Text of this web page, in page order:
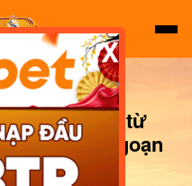
Nypan từ
lật kèo ngoạn
X